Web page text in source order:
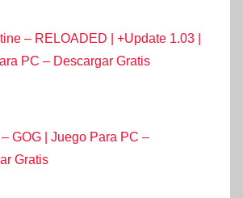
– RELOADED | +Update 1.03 |
PC – Descargar Gratis
GOG | Juego Para PC –
Gratis